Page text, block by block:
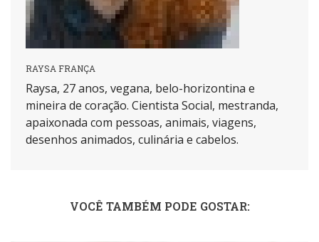
RAYSA FRANÇA
Raysa, 27 anos, vegana, belo-horizontina e
mineira de coração. Cientista Social, mestranda,
apaixonada com pessoas, animais, viagens,
desenhos animados, culinária e cabelos.
VOCÊ TAMBÉM PODE GOSTAR: